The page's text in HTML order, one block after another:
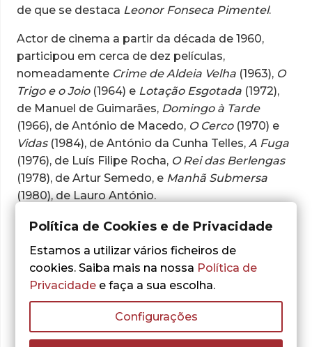
de que se destaca Leonor Fonseca Pimentel.
Actor de cinema a partir da década de 1960,
participou em cerca de dez películas,
nomeadamente Crime de Aldeia Velha (1963), O
Trigo e o Joio(1964) e Lotação Esgotada (1972),
de Manuel de Guimarães, Domingo à Tarde
(1966), de António de Macedo, O Cerco(1970) e
Vidas(1984), de António da Cunha Telles, A Fuga
(1976), de Luís Filipe Rocha, O Rei das Berlengas
(1978), de Artur Semedo, e Manhã Submersa
(1980), de Lauro António.
Ainda em Leiria, criou no Ateneu Desportivo de
de conferências a que chamou Sexta-feira à
Noite, no qual intervieram entre outros Bernardo
Santareno, Rogério Paulo ou Luiz Francisco
Rebello. A edilidade local viria a atribuir o seu
nome ao TeatroMiguel Franco, equipamento
Política de Cookies e de Privacidade
Estamos a utilizar vários ficheiros de
cookies. Saiba mais na nossa Política de
Privacidade e faça a sua escolha.
Configurações